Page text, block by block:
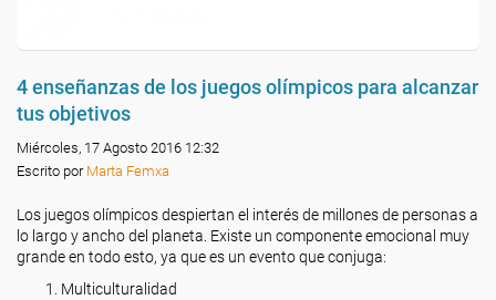
4 enseñanzas de los juegos olímpicos para alcanzar
tus objetivos
Miércoles, 17 Agosto 2016 12:32
Escrito por Marta Femxa
Los juegos olímpicos despiertan el interés de millones de personas a
lo largo y ancho del planeta. Existe un componente emocional muy
grande en todo esto, ya que es un evento que conjuga:
Multiculturalidad